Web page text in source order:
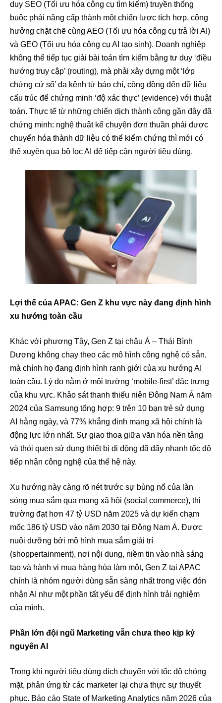
duy SEO (Tối ưu hóa công cụ tìm kiếm) truyền thống
buộc phải nâng cấp thành một chiến lược tích hợp, cộng
hưởng chặt chẽ cùng AEO (Tối ưu hóa công cụ trả lời AI)
và GEO (Tối ưu hóa công cụ AI tạo sinh). Doanh nghiệp
không thể tiếp tục giải bài toán tìm kiếm bằng tư duy ‘điều
hướng truy cập’ (routing), mà phải xây dựng một ‘lớp
chứng cứ số’ đa kênh từ báo chí, cộng đồng đến dữ liệu
cấu trúc để chứng minh ‘độ xác thực’ (evidence) với thuật
toán. Thực tế từ những chiến dịch thành công gần đây đã
chứng minh: nghệ thuật kể chuyện đơn thuần phải được
chuyển hóa thành dữ liệu có thể kiểm chứng thì mới có
thể xuyên qua bộ lọc AI để tiếp cận người tiêu dùng.
Lợi thế của APAC: Gen Z khu vực này đang định hình
xu hướng toàn cầu
Khác với phương Tây, Gen Z tại châu Á – Thái Bình
Dương không chạy theo các mô hình công nghệ có sẵn,
mà chính họ đang định hình ranh giới của xu hướng AI
toàn cầu. Lý do nằm ở môi trường ‘mobile-first’ đặc trưng
của khu vực. Khảo sát thanh thiếu niên Đông Nam Á năm
2024 của Samsung tổng hợp: 9 trên 10 bạn trẻ sử dụng
AI hằng ngày, và 77% khẳng định mạng xã hội chính là
động lực lớn nhất. Sự giao thoa giữa văn hóa nền tảng
và thói quen sử dụng thiết bị di động đã đẩy nhanh tốc độ
tiếp nhận công nghệ của thế hệ này.
Xu hướng này càng rõ nét trước sự bùng nổ của làn
sóng mua sắm qua mạng xã hội (social commerce), thị
trường đạt hơn 47 tỷ USD năm 2025 và dự kiến chạm
mốc 186 tỷ USD vào năm 2030 tại Đông Nam Á. Được
nuôi dưỡng bởi mô hình mua sắm giải trí
(shoppertainment), nơi nội dung, niềm tin vào nhà sáng
tạo và hành vi mua hàng hòa làm một, Gen Z tại APAC
chính là nhóm người dùng sẵn sàng nhất trong việc đón
nhận AI như một phần tất yếu để định hình trải nghiệm
của mình.
Phần lớn đội ngũ Marketing vẫn chưa theo kịp kỷ
nguyên AI
Trong khi người tiêu dùng dịch chuyển với tốc độ chóng
mặt, phản ứng từ các marketer lại chưa thực sự thuyết
phục. Báo cáo State of Marketing Analytics năm 2026 của